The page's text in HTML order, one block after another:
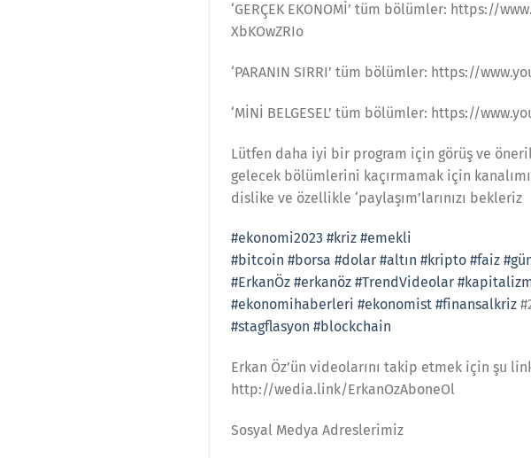
‘GERÇEK EKONOMİ’ tüm bölümler: https://
XbKOwZRIo
‘PARANIN SIRRI’ tüm bölümler: https://
‘MİNİ BELGESEL’ tüm bölümler: https://
Lütfen daha iyi bir program için görüş ve
gelecek bölümlerini kaçırmamak için
dislike ve özellikle ‘paylaşım’larınızı bekleriz
#ekonomi2023 #kriz #emekli
#bitcoin #borsa #dolar #altın #kripto #faiz
#ErkanÖz #erkanöz #TrendVideolar
#ekonomihaberleri #ekonomist #finansalkriz
#stagflasyon #blockchain
Erkan Öz’ün videolarını takip etmek için şu
http://wedia.link/ErkanOzAboneOl
Sosyal Medya Adreslerimiz